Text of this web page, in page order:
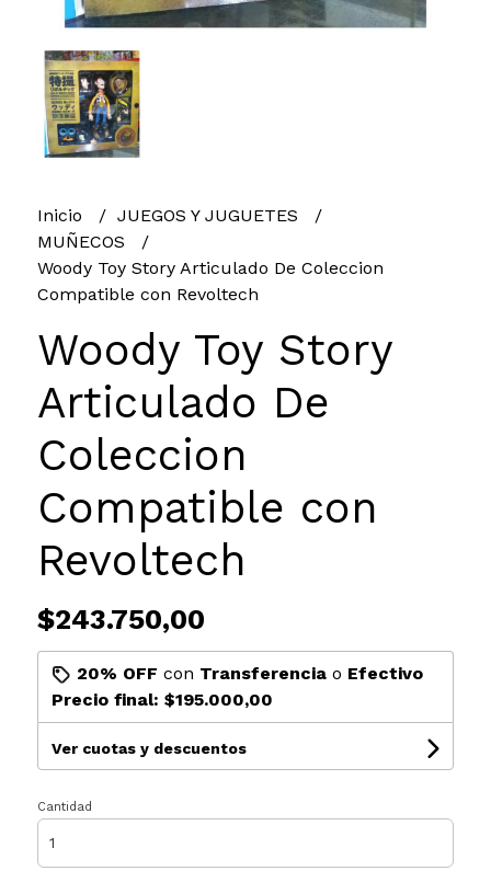
Inicio
JUEGOS Y JUGUETES
MUÑECOS
Woody Toy Story Articulado De Coleccion
Compatible con Revoltech
Woody Toy Story
Articulado De
Coleccion
Compatible con
Revoltech
$243.750,00
20% OFF con Transferenciao Efectivo
Precio final: $195.000,00
Ver cuotas y descuentos
Cantidad